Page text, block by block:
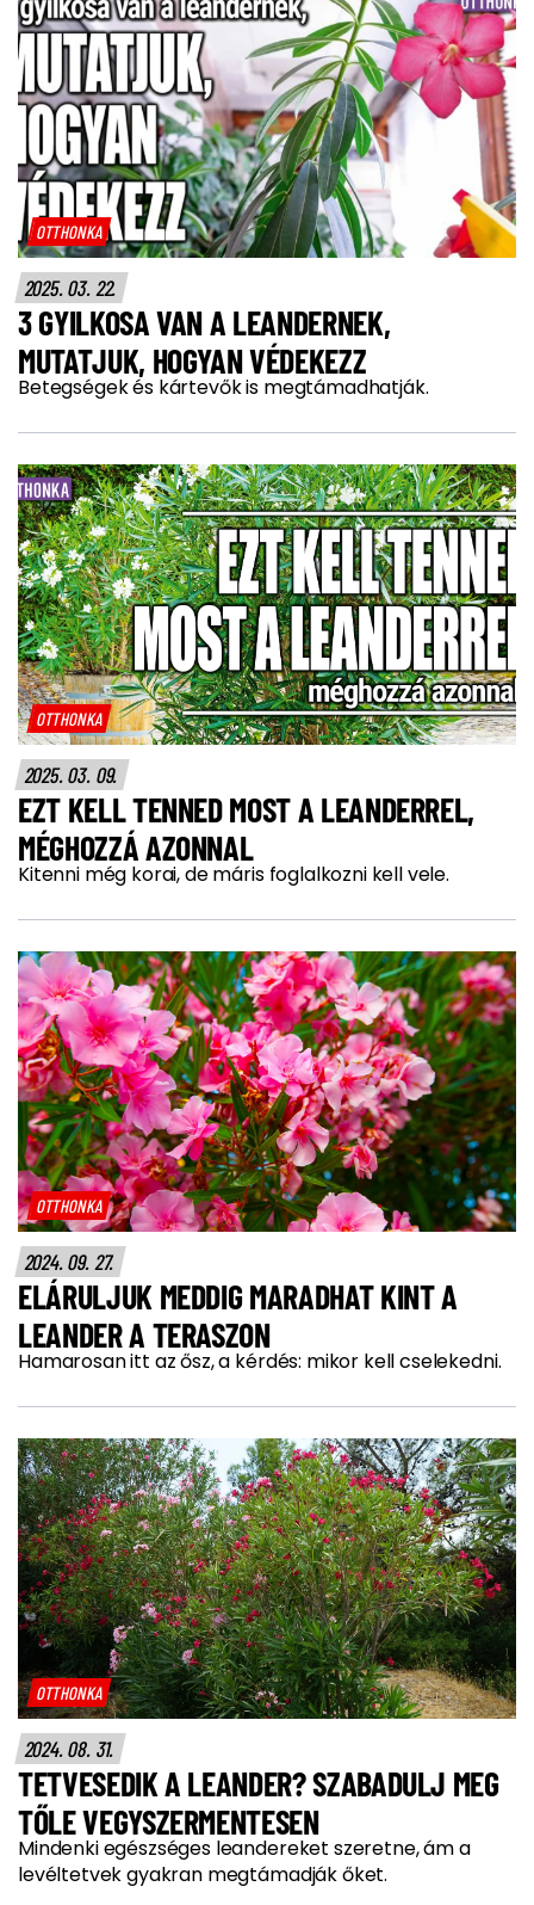
OTTHONKA
2025. 03. 22.
3 GYILKOSA VAN A LEANDERNEK,
MUTATJUK, HOGYAN VÉDEKEZZ
Betegségek és kártevők is megtámadhatják.
OTTHONKA
2025. 03. 09.
EZT KELL TENNED MOST A LEANDERREL,
MÉGHOZZÁ AZONNAL
Kitenni még korai, de máris foglalkozni kell vele.
OTTHONKA
2024. 09. 27.
ELÁRULJUK MEDDIG MARADHAT KINT A
LEANDER A TERASZON
Hamarosan itt az ősz, a kérdés: mikor kell cselekedni.
OTTHONKA
2024. 08. 31.
TETVESEDIK A LEANDER? SZABADULJ MEG
TŐLE VEGYSZERMENTESEN
Mindenki egészséges leandereket szeretne, ám a
levéltetvek gyakran megtámadják őket.